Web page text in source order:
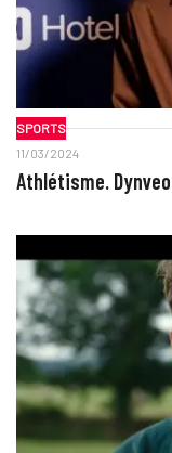
SPORTS
11/03/2024
Athlétisme.